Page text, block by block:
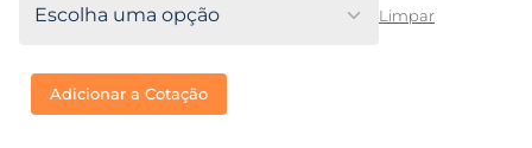
Limpar
Adicionar a Cotação